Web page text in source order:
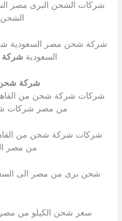
شركات الشحن البرى مصر
شركة شحن مصر السعودية
السعودية شركة
شركة شحن
شركات شركة شحن من
من مصر شركات
شركات شركة شحن من
من مصر
شحن برى من مصر الى
سعر شحن الكيلو من